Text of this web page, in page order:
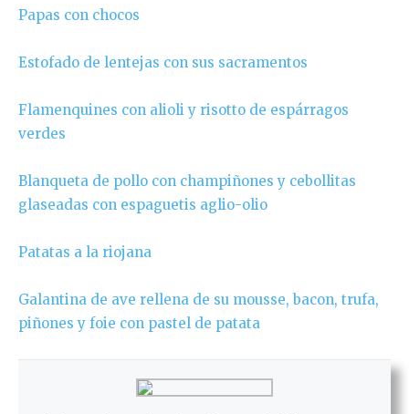
Papas con chocos
Estofado de lentejas con sus sacramentos
Flamenquines con alioli y risotto de espárragos
verdes
Blanqueta de pollo con champiñones y cebollitas
glaseadas con espaguetis aglio-olio
Patatas a la riojana
Galantina de ave rellena de su mousse, bacon, trufa,
piñones y foie con pastel de patata